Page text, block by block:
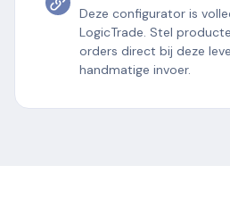
Deze configurator is
LogicTrade. Stel
orders direct bij deze
handmatige invoer.